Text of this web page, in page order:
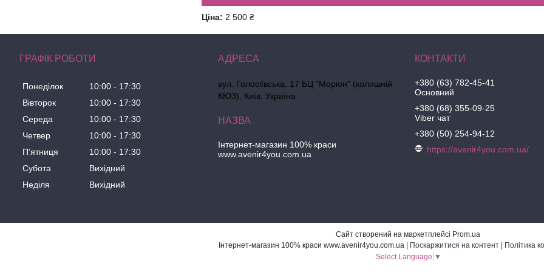
Ціна: 2 500 ₴
ГРАФІК РОБОТИ
Понеділок 10:00
17:30
Вівторок
10:00
17:30
Середа
10:00
17:30
Четвер
10:00
17:30
Пʼятниця
10:00
17:30
Субота
Вихідний
Неділя
Вихідний
вул. Голосіївська, 17 БЦ "Моріон" (колишній
КЮЗ), Київ, Україна
Інтернет-магазин 100% краси
www.avenir4you.com.ua
+380 (63) 782-45-41
Основний
+380 (68) 355-09-25
Viber чат
+380 (50) 254-94-12
https://avenir4you.com.ua/
Сайт створений на маркетплейсі Prom.ua
Поскаржитися на контент
Політика
Select Language ▼